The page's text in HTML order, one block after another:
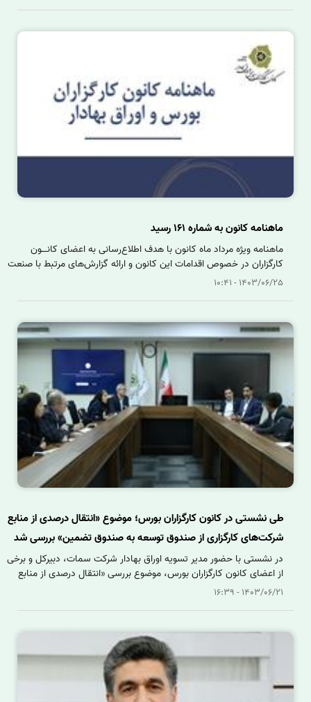
ماهنامه کانون به شماره 161 رسید
1403/06/25 - 10:41
ماهنامه ویژه مرداد ماه کانون با هدف اطلاع‌رسانی به اعضای کانــون
کارگزاران در خصوص اقدامات این کانون و ارائه گزارش‌های مرتبط با صنعت
کارگزاری بر روی سایت این مجموعه قرار گرفت.
طی نشستی در کانون کارگزاران بورس؛ موضوع «انتقال درصدی از منابع
شرکت‌های کارگزاری از صندوق توسعه به صندوق تضمین» بررسی شد
1403/06/21 - 16:39
در نشستی با حضور مدیر تسویه اوراق بهادار شرکت سمات، دبیرکل و برخی
از اعضای کانون کارگزاران بورس، موضوع بررسی «انتقال درصدی از منابع
شرکت‌های کارگزاری از صندوق توسعه بازارسرمایه به صندوق تضمین